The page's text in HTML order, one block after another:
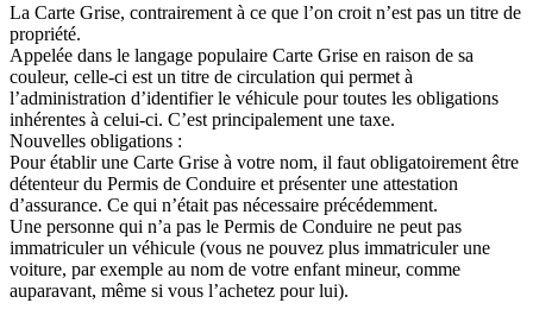
La Carte Grise, contrairement à ce que l’on croit n’est pas un titre de
propriété.
Appelée dans le langage populaire Carte Grise en raison de sa
couleur, celle-ci est un titre de circulation qui permet à
l’administration d’identifier le véhicule pour toutes les obligations
inhérentes à celui-ci. C’est principalement une taxe.
Nouvelles obligations :
Pour établir une Carte Grise à votre nom, il faut obligatoirement être
détenteur du Permis de Conduire et présenter une attestation
d’assurance. Ce qui n’était pas nécessaire précédemment.
Une personne qui n’a pas le Permis de Conduire ne peut pas
immatriculer un véhicule (vous ne pouvez plus immatriculer une
voiture, par exemple au nom de votre enfant mineur, comme
auparavant, même si vous l’achetez pour lui).